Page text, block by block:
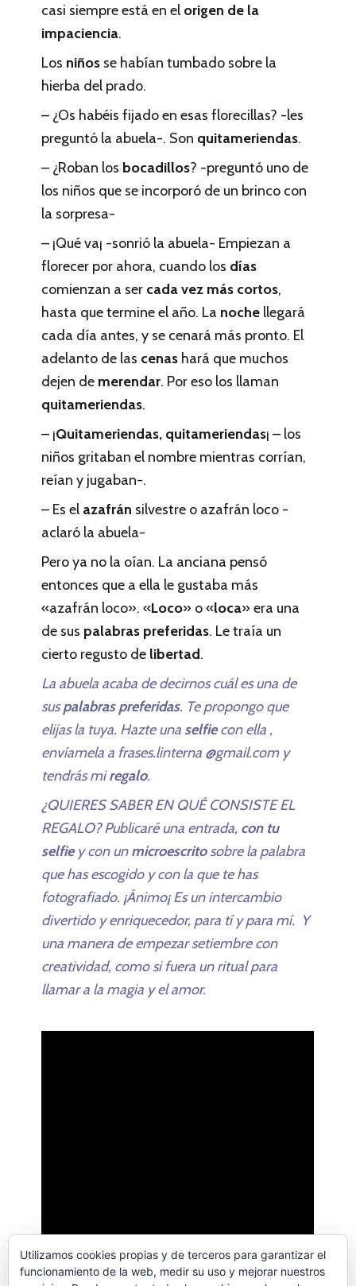
casi siempre está en el origen de la
impaciencia.
Los niños se habían tumbado sobre la
hierba del prado.
– ¿Os habéis fijado en esas florecillas? -les
preguntó la abuela-. Son quitameriendas.
– ¿Roban los bocadillos? -preguntó uno de
los niños que se incorporó de un brinco con
la sorpresa-
– ¡Qué va¡ -sonrió la abuela- Empiezan a
florecer por ahora, cuando los días
comienzan a ser cada vez más cortos,
hasta que termine el año. La noche llegará
cada día antes, y se cenará más pronto. El
adelanto de las cenas hará que muchos
dejen de merendar. Por eso los llaman
quitameriendas.
– ¡Quitameriendas, quitameriendas¡ – los
niños gritaban el nombre mientras corrían,
reían y jugaban-.
– Es el azafrán silvestre o azafrán loco -
aclaró la abuela-
Pero ya no la oían. La anciana pensó
entonces que a ella le gustaba más
«azafrán loco». «Loco» o «loca» era una
de sus palabras preferidas. Le traía un
cierto regusto de libertad.
La abuela acaba de decirnos cuál es una de
suspalabras preferidas. Te propongo que
elijas la tuya. Hazte una selfiecon ella ,
envíamela a frases.linterna @gmail.com y
tendrás miregalo.
¿QUIERES SABER EN QUÉ CONSISTE EL
REGALO? Publicaré una entrada, con tu
selfiey con unmicroescritosobre la palabra
que has escogido y con la que te has
fotografiado. ¡Ánimo¡ Es un intercambio
divertido y enriquecedor, para tí y para mí. Y
una manera de empezar setiembre con
creatividad, como si fuera un ritual para
llamar a la magia y el amor.
Utilizamos cookies propias y de terceros para garantizar el
funcionamiento de la web, medir su uso y mejorar nuestros